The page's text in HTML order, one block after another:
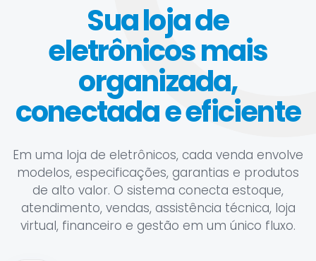
Sua loja de
eletrônicos mais
organizada,
conectada e eficiente
Em uma loja de eletrônicos, cada venda envolve
modelos, especificações, garantias e produtos
de alto valor. O sistema conecta estoque,
atendimento, vendas, assistência técnica, loja
virtual, financeiro e gestão em um único fluxo.